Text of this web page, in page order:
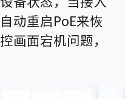
动重启PoE来恢
画面宕机问题，